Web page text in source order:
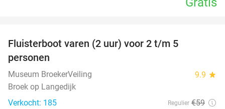
Fluisterboot varen (2 uur) voor 2 t/m 5
personen
Museum BroekerVeiling 9.9 star
Broek op Langedijk
Verkocht: 185
Regulier €59